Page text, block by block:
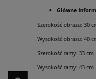
Główne
Szerokość obrazu: 30
Wysokość obrazu: 40
Szerokość ramy: 33 cm
Wysokość ramy: 43 cm